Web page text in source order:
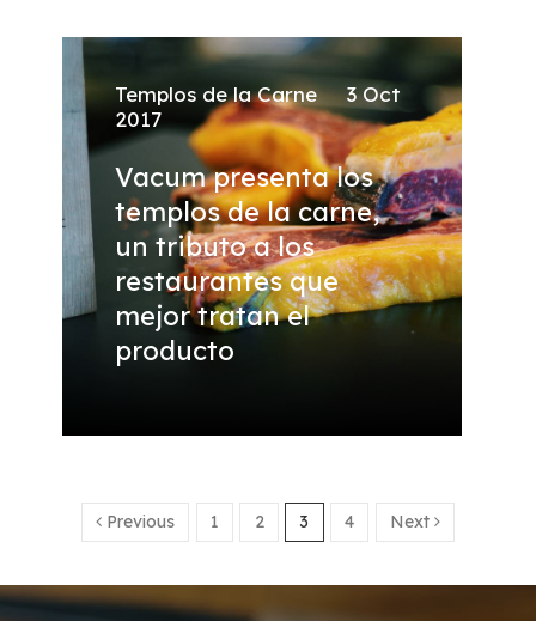
Templos de la Carne
3 Oct
2017
Vacum presenta los
templos de la carne,
un tributo a los
restaurantes que
mejor tratan el
producto
Previous 1 2 3 4 Next